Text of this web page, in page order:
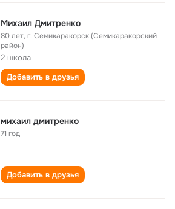
Михаил Дмитренко
80 лет,г. Семикаракорск (Семикаракорский
район)
2 школа
Добавить в друзья
михаил дмитренко
71 год
Добавить в друзья